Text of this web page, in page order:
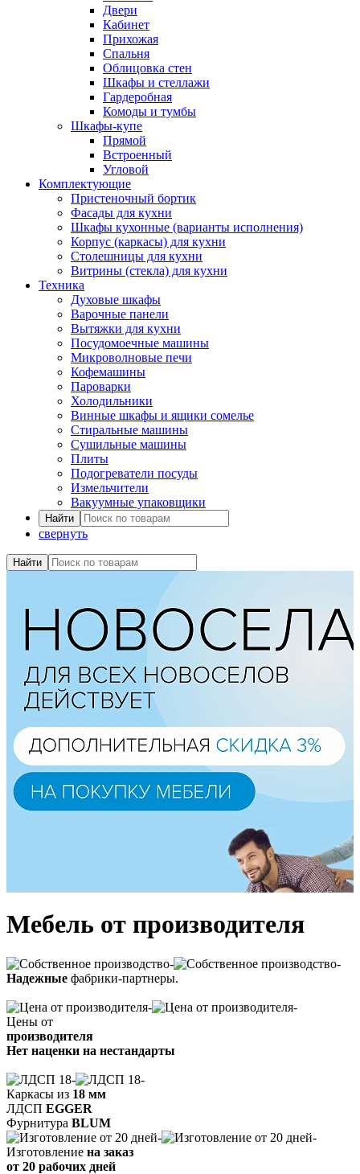
Двери
Кабинет
Прихожая
Спальня
Облицовка стен
Шкафы и стеллажи
Гардеробная
Комоды и тумбы
Шкафы-купе
Прямой
Встроенный
Угловой
Комплектующие
Пристеночный бортик
Фасады для кухни
Шкафы кухонные (варианты исполнения)
Корпус (каркасы) для кухни
Столешницы для кухни
Витрины (стекла) для кухни
Техника
Духовые шкафы
Варочные панели
Вытяжки для кухни
Посудомоечные машины
Микроволновые печи
Кофемашины
Пароварки
Холодильники
Винные шкафы и ящики сомелье
Стиральные машины
Сушильные машины
Плиты
Подогреватели посуды
Измельчители
Вакуумные упаковщики
свернуть
Мебель от производителя
Надежные фабрики-партнеры.
Цены от
производителя
Нет наценки на нестандарты
Каркасы из 18 мм
ЛДСП EGGER
Фурнитура BLUM
Изготовление на заказ
от 20 рабочих дней